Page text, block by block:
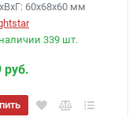
60x68x60 мм
339 шт.
руб.